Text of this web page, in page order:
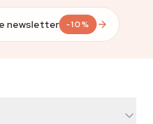
newsletter -10%